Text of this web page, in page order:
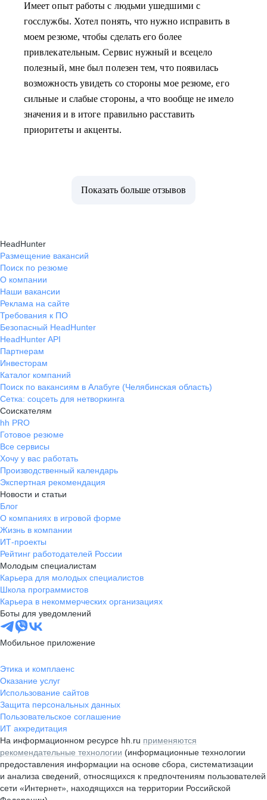
Имеет опыт работы с людьми ушедшими с
госслужбы. Хотел понять, что нужно исправить в
моем резюме, чтобы сделать его более
привлекательным. Сервис нужный и всецело
полезный, мне был полезен тем, что появилась
возможность увидеть со стороны мое резюме, его
сильные и слабые стороны, а что вообще не имело
значения и в итоге правильно расставить
приоритеты и акценты.
Показать больше отзывов
HeadHunter
Размещение вакансий
Поиск по резюме
О компании
Наши вакансии
Реклама на сайте
Требования к ПО
Безопасный HeadHunter
HeadHunter API
Партнерам
Инвесторам
Каталог компаний
Поиск по вакансиям в Алабуге (Челябинская область)
Сетка: соцсеть для нетворкинга
Соискателям
hh PRO
Готовое резюме
Все сервисы
Хочу у вас работать
Производственный календарь
Экспертная рекомендация
Новости и статьи
Блог
О компаниях в игровой форме
Жизнь в компании
ИТ-проекты
Рейтинг работодателей России
Молодым специалистам
Карьера для молодых специалистов
Школа программистов
Карьера в некоммерческих организациях
Боты для уведомлений
Мобильное приложение
Этика и комплаенс
Оказание услуг
Использование сайтов
Защита персональных данных
Пользовательское соглашение
ИТ аккредитация
На информационном ресурсе hh.ru применяются
рекомендательные технологии (информационные технологии
предоставления информации на основе сбора, систематизации
и анализа сведений, относящихся к предпочтениям пользователей
сети «Интернет», находящихся на территории Российской